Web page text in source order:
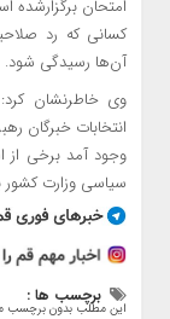
امتحان
کسانی که رد
آن‌ها رسیدگی شود.
وی خاطرنشان
انتخابات خبرگان
وجود آمد برخی از
سیاسی وزارت کشور
برچسب ها :
این مطلب بدون برچسب